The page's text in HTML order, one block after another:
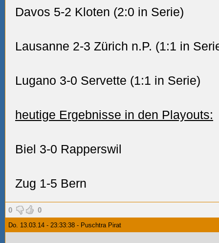
Davos 5-2 Kloten (2:0 in Serie)
Lausanne 2-3 Zürich n.P. (1:1 in
Lugano 3-0 Servette (1:1 in Serie)
heutige Ergebnisse in den Playouts:
Biel 3-0 Rapperswil
Zug 1-5 Bern
0 0
Do. 13.03.14 - 23:33:38 - Puschtra Pirat